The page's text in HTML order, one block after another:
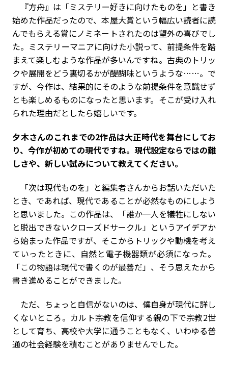
『方舟』は「ミステリー好きに向けたものを」と書き
始めた作品だったので、本屋大賞という幅広い読者に読
んでもらえる賞にノミネートされたのは望外の喜びでし
た。ミステリーマニアに向けた小説って、前提条件を踏
まえて楽しむような作品が多いんですね。古典のトリッ
クや展開をどう裏切るかが醍醐味というような……。で
すが、今作は、結果的にそのような前提条件を意識せず
とも楽しめるものになったと思います。そこが受け入れ
られた理由だとしたら嬉しいです。
――夕木さんのこれまでの2作品は大正時代を舞台にしてお
り、今作が初めての現代ですね。現代設定ならではの難
しさや、新しい試みについて教えてください。
「次は現代ものを」と編集者さんからお話いただいた
とき、であれば、現代であることが必然なものにしよう
と思いました。この作品は、「誰か一人を犠牲にしない
と脱出できないクローズドサークル」というアイデアか
ら始まった作品ですが、そこからトリックや動機を考え
ていったときに、自然と電子機器類が必須になった。
「この物語は現代で書くのが最善だ」、そう思えたから
書き進めることができました。
ただ、ちょっと自信がないのは、僕自身が現代に詳し
くないところ。カルト宗教を信仰する親の下で宗教2世
として育ち、高校や大学に通うこともなく、いわゆる普
通の社会経験を積むことがありませんでした。